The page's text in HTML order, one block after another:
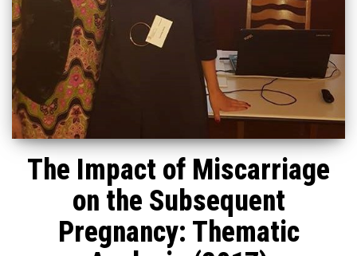
The Impact of Miscarriage
on the Subsequent
Pregnancy: Thematic